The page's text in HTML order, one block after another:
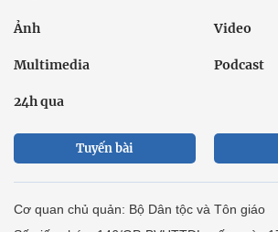
Ảnh Video
Multimedia Podcast
24h qua
Tuyến bài
Cơ quan chủ quản: Bộ Dân tộc và Tôn giáo